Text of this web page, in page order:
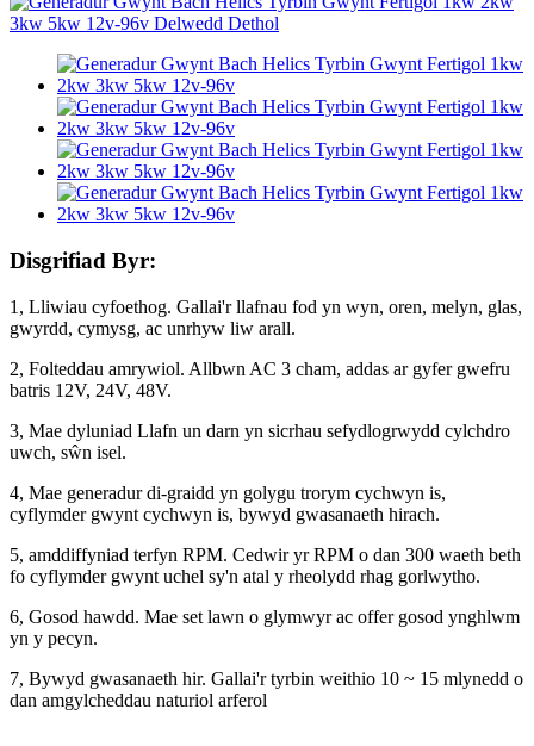
Disgrifiad Byr:
1, Lliwiau cyfoethog. Gallai'r llafnau fod yn wyn, oren, melyn, glas,
gwyrdd, cymysg, ac unrhyw liw arall.
2, Folteddau amrywiol. Allbwn AC 3 cham, addas ar gyfer gwefru
batris 12V, 24V, 48V.
3, Mae dyluniad Llafn un darn yn sicrhau sefydlogrwydd cylchdro
uwch, sŵn isel.
4, Mae generadur di-graidd yn golygu trorym cychwyn is,
cyflymder gwynt cychwyn is, bywyd gwasanaeth hirach.
5, amddiffyniad terfyn RPM. Cedwir yr RPM o dan 300 waeth beth
fo cyflymder gwynt uchel sy'n atal y rheolydd rhag gorlwytho.
6, Gosod hawdd. Mae set lawn o glymwyr ac offer gosod ynghlwm
yn y pecyn.
7, Bywyd gwasanaeth hir. Gallai'r tyrbin weithio 10 ~ 15 mlynedd o
dan amgylcheddau naturiol arferol